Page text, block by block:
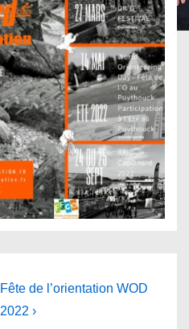
Next
Post
Fête de l’orientation WOD
2022 ›